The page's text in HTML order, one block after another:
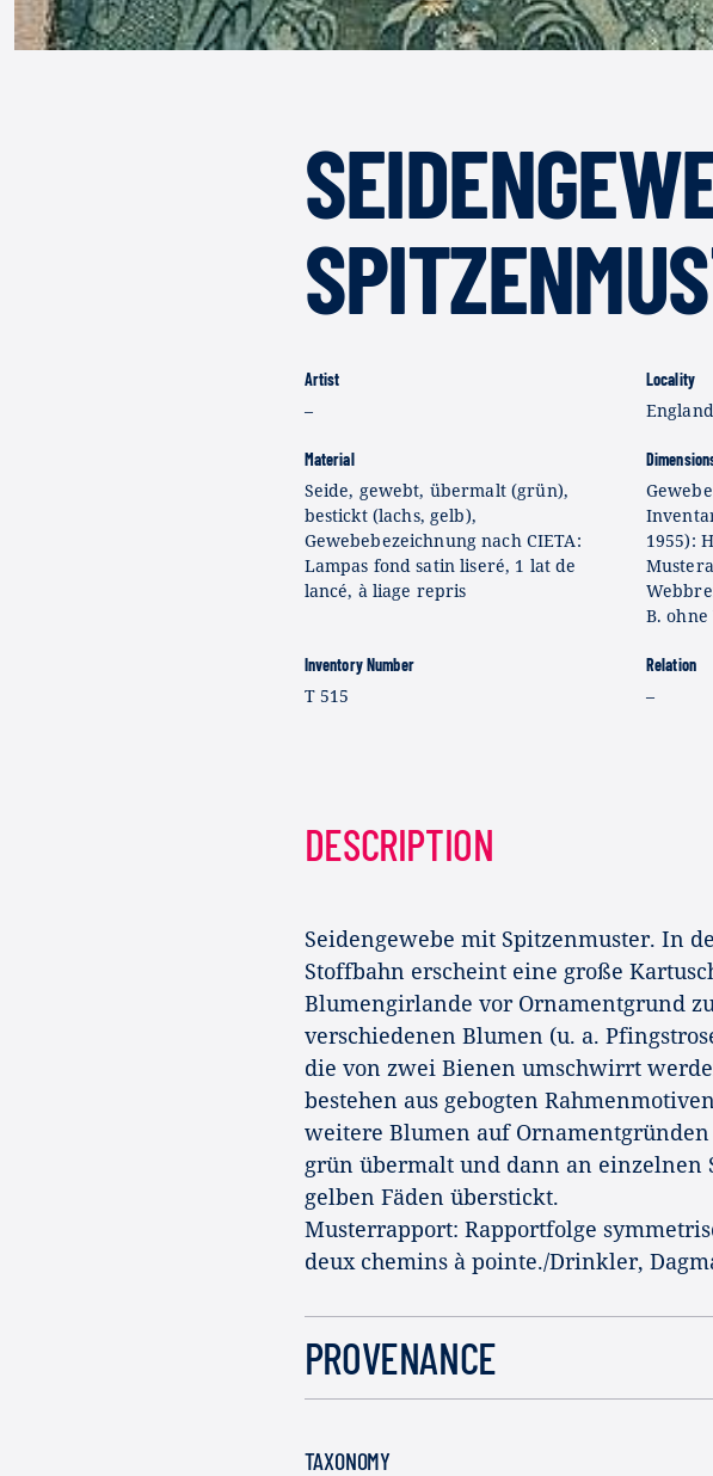
Artist
–
Locality
Material
Seide, gewebt, übermalt (grün),
bestickt (lachs, gelb),
Gewebebezeichnung nach CIETA:
Lampas fond satin liseré, 1 lat de
lancé, à liage repris
1955):
B.
Inventory Number
T 515
Relation
–
DESCRIPTION
Seidengewebe mit Spitzenmuster. In
Stoffbahn erscheint eine große
Blumengirlande vor Ornamentgrund
verschiedenen Blumen (u. a.
die von zwei Bienen umschwirrt
bestehen aus gebogten
weitere Blumen auf
grün übermalt und dann an einzelnen
gelben Fäden überstickt.
Musterrapport: Rapportfolge
deux chemins à pointe./Drinkler,
PROVENANCE
TAXONOMY